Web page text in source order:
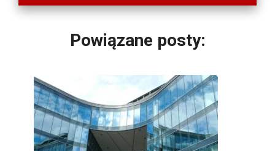
Powiązane posty: